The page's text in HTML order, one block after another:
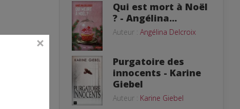
Qui est mort à Noël
? - Angélina...
Auteur : Angélina Delcroix
Purgatoire des
innocents - Karine
Giebel
Auteur : Karine Giebel